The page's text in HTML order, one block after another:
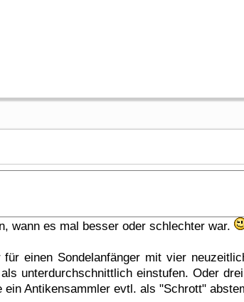
wann es mal besser oder schlechter war.
einen Sondelanfänger mit vier
unterdurchschnittlich einstufen. Oder
Antikensammler evtl. als "Schrott"